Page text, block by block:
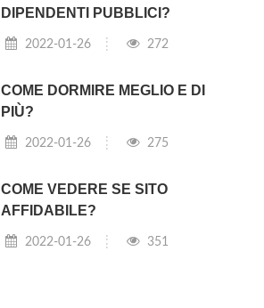
DIPENDENTI PUBBLICI?
2022-01-26 272
COME DORMIRE MEGLIO E DI
PIÙ?
2022-01-26 275
COME VEDERE SE SITO
AFFIDABILE?
2022-01-26 351